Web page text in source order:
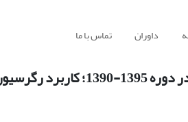
داوران تماس با ما